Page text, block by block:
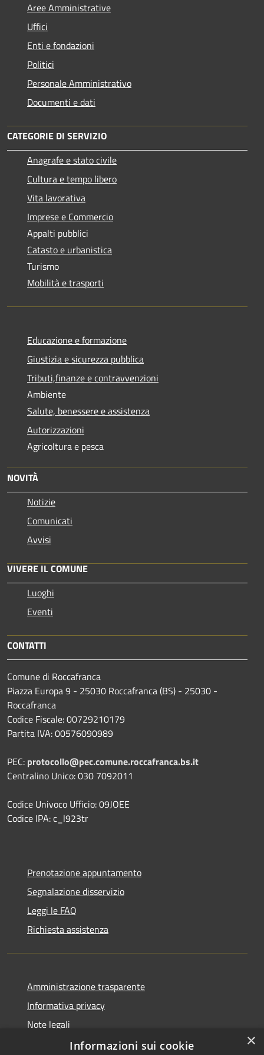
Aree Amministrative
Uffici
Enti e fondazioni
Politici
Personale Amministrativo
Documenti e dati
CATEGORIE DI SERVIZIO
Anagrafe e stato civile
Cultura e tempo libero
Vita lavorativa
Imprese e Commercio
Appalti pubblici
Catasto e urbanistica
Turismo
Mobilità e trasporti
Educazione e formazione
Giustizia e sicurezza pubblica
Tributi,finanze e contravvenzioni
Ambiente
Salute, benessere e assistenza
Autorizzazioni
Agricoltura e pesca
NOVITÀ
Notizie
Comunicati
Avvisi
VIVERE IL COMUNE
Luoghi
Eventi
CONTATTI
Comune di Roccafranca
Piazza Europa 9 - 25030 Roccafranca (BS) - 25030 -
Roccafranca
Codice Fiscale: 00729210179
Partita IVA: 00576090989
PEC: protocollo@pec.comune.roccafranca.bs.it
Centralino Unico: 030 7092011
Codice Univoco Ufficio: 09JOEE
Codice IPA: c_l923tr
Prenotazione appuntamento
Segnalazione disservizio
Leggi le FAQ
Richiesta assistenza
Amministrazione trasparente
Informativa privacy
Note legali
Dichiarazione di accessibilità
×
Informazioni sui cookie